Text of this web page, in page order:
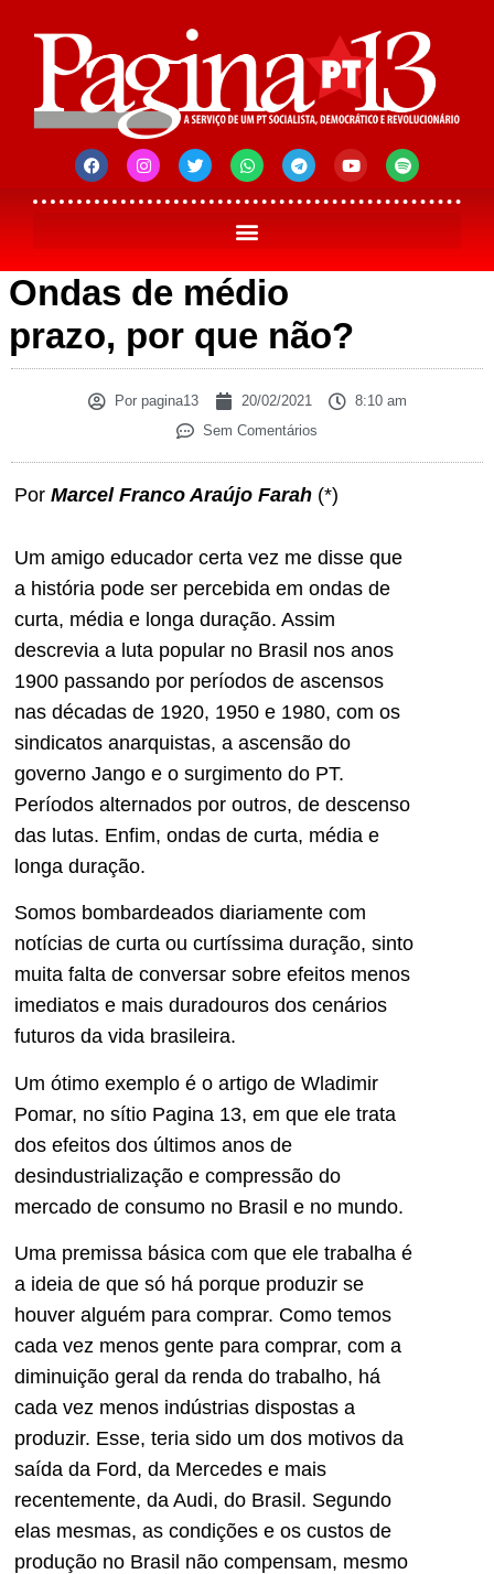
Ondas de médio
prazo, por que não?
Porpagina13 20/02/2021
8:10 am
Sem Comentários
Por Marcel Franco Araújo Farah (*)
Um amigo educador certa vez me disse que
a história pode ser percebida em ondas de
curta, média e longa duração. Assim
descrevia a luta popular no Brasil nos anos
1900 passando por períodos de ascensos
nas décadas de 1920, 1950 e 1980, com os
sindicatos anarquistas, a ascensão do
governo Jango e o surgimento do PT.
Períodos alternados por outros, de descenso
das lutas. Enfim, ondas de curta, média e
longa duração.
Somos bombardeados diariamente com
notícias de curta ou curtíssima duração, sinto
muita falta de conversar sobre efeitos menos
imediatos e mais duradouros dos cenários
futuros da vida brasileira.
Um ótimo exemplo é o artigo de Wladimir
Pomar, no sítio Pagina 13, em que ele trata
dos efeitos dos últimos anos de
desindustrialização e compressão do
mercado de consumo no Brasil e no mundo.
Uma premissa básica com que ele trabalha é
a ideia de que só há porque produzir se
houver alguém para comprar. Como temos
cada vez menos gente para comprar, com a
diminuição geral da renda do trabalho, há
cada vez menos indústrias dispostas a
produzir. Esse, teria sido um dos motivos da
saída da Ford, da Mercedes e mais
recentemente, da Audi, do Brasil. Segundo
elas mesmas, as condições e os custos de
produção no Brasil não compensam, mesmo